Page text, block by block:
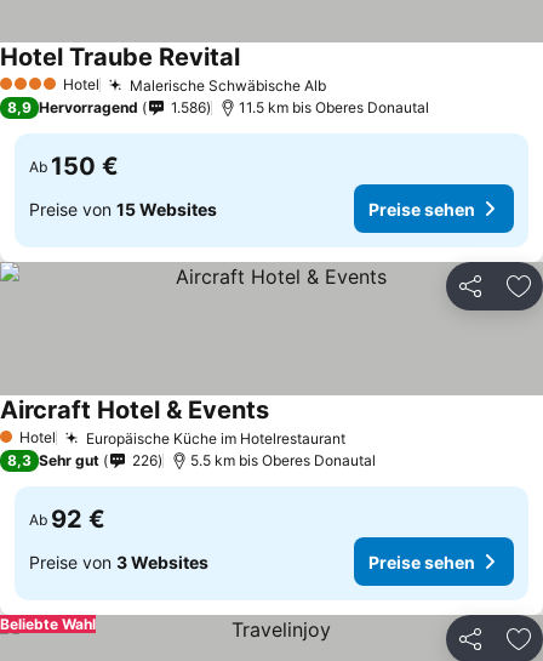
4 Sterne Hotel Malerische Schwäbische Alb
Hotel Traube Revital
8,9 Hervorragend 1.586 11.5 km bis Oberes Donautal
Ab 150 €
Preise von 15 Websites Preise sehen
Teilen
1 Sterne
Hotel Europäische Küche im Hotelrestaurant
Aircraft Hotel & Events
8,3 Sehr gut 226 5.5 km bis Oberes Donautal
Ab 92 €
Preise von 3 Websites Preise sehen
Teilen
Beliebte Wahl